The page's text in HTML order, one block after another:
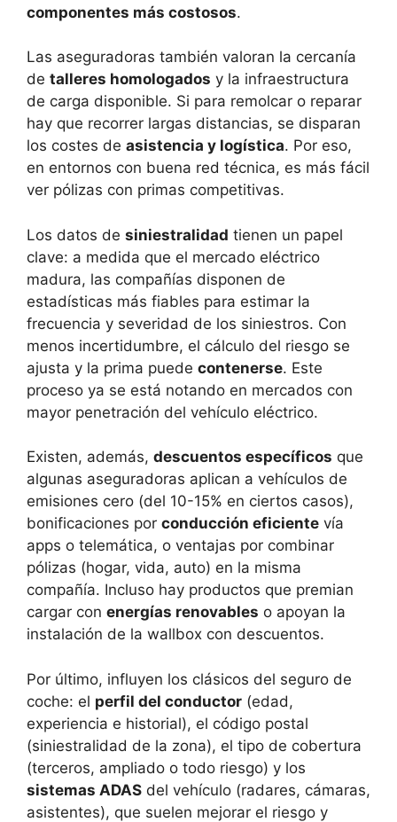
componentes más costosos.
Las aseguradoras también valoran la cercanía
de talleres homologados y la infraestructura
de carga disponible. Si para remolcar o reparar
hay que recorrer largas distancias, se disparan
los costes de asistencia y logística. Por eso,
en entornos con buena red técnica, es más fácil
ver pólizas con primas competitivas.
Los datos de siniestralidad tienen un papel
clave: a medida que el mercado eléctrico
madura, las compañías disponen de
estadísticas más fiables para estimar la
frecuencia y severidad de los siniestros. Con
menos incertidumbre, el cálculo del riesgo se
ajusta y la prima puede contenerse. Este
proceso ya se está notando en mercados con
mayor penetración del vehículo eléctrico.
Existen, además, descuentos específicos que
algunas aseguradoras aplican a vehículos de
emisiones cero (del 10-15% en ciertos casos),
bonificaciones por conducción eficiente vía
apps o telemática, o ventajas por combinar
pólizas (hogar, vida, auto) en la misma
compañía. Incluso hay productos que premian
cargar con energías renovables o apoyan la
instalación de la wallbox con descuentos.
Por último, influyen los clásicos del seguro de
coche: el perfil del conductor (edad,
experiencia e historial), el código postal
(siniestralidad de la zona), el tipo de cobertura
(terceros, ampliado o todo riesgo) y los
sistemas ADAS del vehículo (radares, cámaras,
asistentes), que suelen mejorar el riesgo y